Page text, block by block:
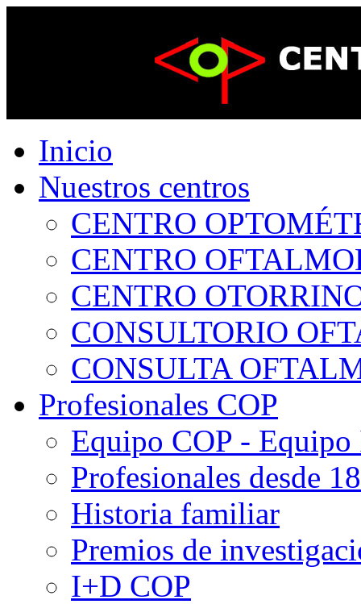
Inicio
Nuestros centros
CENTRO
CENTRO
CENTRO
CONSULTORIO
CONSULTA
Profesionales COP
Equipo COP -
Profesionales desde
Historia familiar
Premios de
I+D COP